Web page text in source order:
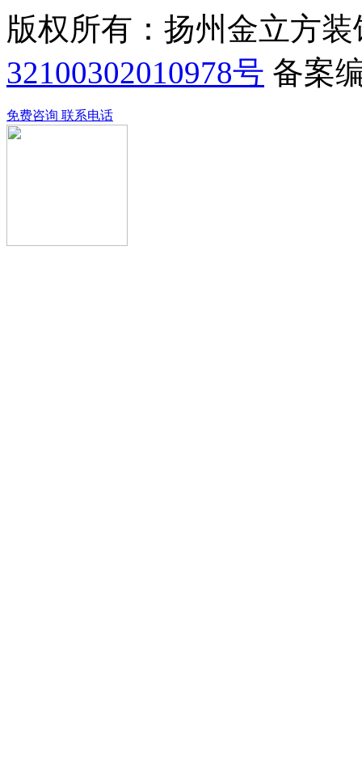
版权所有：扬州金立方
32100302010978号 备案
免费咨询 联系电话